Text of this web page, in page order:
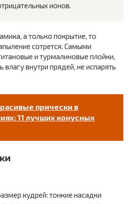
ионов.
а только покрытие, то
сотрется. Самыми
и турмалиновые плойки,
внутри прядей, не испарять
прически в
11 лучших конусных
кудрей: тонкие насадки